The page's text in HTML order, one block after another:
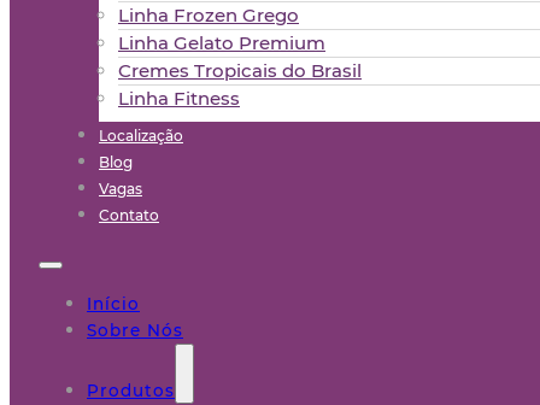
Linha Frozen Grego
Linha Gelato Premium
Cremes Tropicais do Brasil
Linha Fitness
Localização
Blog
Vagas
Contato
Início
Sobre Nós
Produtos